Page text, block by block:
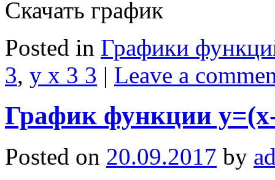
Скачать график
Posted in Графики
3, y x 3 3 | Leave a
График функции
Posted on 20.09.2017 by